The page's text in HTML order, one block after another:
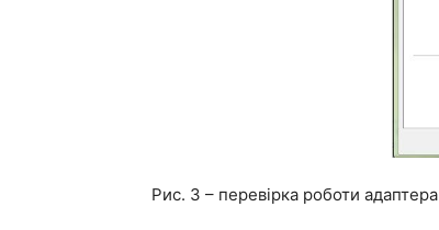
Рис. 3 – перевірка роботи адаптера